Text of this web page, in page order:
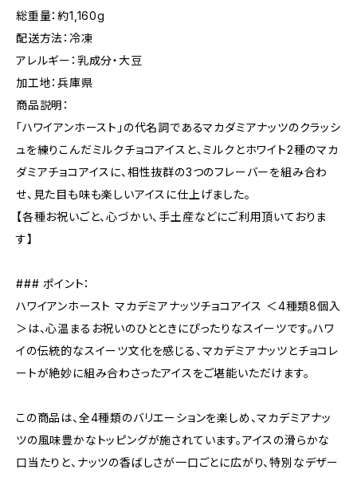
総重量：約1,160g
配送方法：冷凍
アレルギー：乳成分・大豆
加工地：兵庫県
商品説明：
「ハワイアンホースト」の代名詞であるマカダミアナッツのクラッシ
ュを練りこんだミルクチョコアイスと、ミルクとホワイト2種のマカ
ダミアチョコアイスに、相性抜群の3つのフレーバーを組み合わ
せ、見た目も味も楽しいアイスに仕上げました。
【各種お祝いごと、心づかい、手土産などにご利用頂いておりま
す】
### ポイント：
ハワイアンホースト マカデミアナッツチョコアイス ＜4種類8個入
＞は、心温まるお祝いのひとときにぴったりなスイーツです。ハワ
イの伝統的なスイーツ文化を感じる、マカデミアナッツとチョコレ
ートが絶妙に組み合わさったアイスをご堪能いただけます。
この商品は、全4種類のバリエーションを楽しめ、マカデミアナッ
ツの風味豊かなトッピングが施されています。アイスの滑らかな
口当たりと、ナッツの香ばしさが一口ごとに広がり、特別なデザー